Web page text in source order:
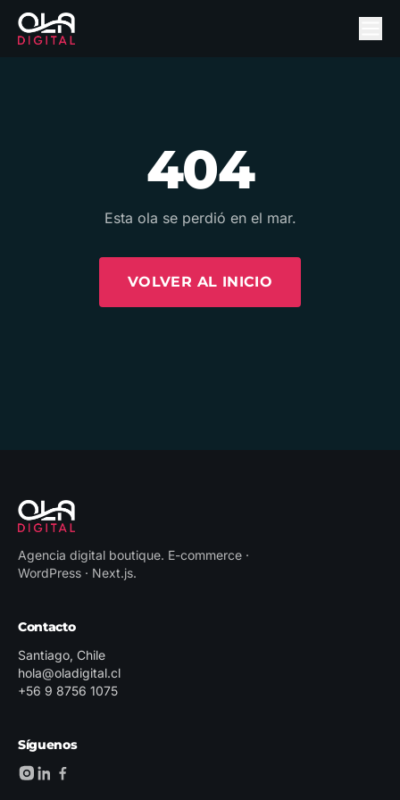
404
Esta ola se perdió en el mar.
VOLVER AL INICIO
Agencia digital boutique. E-commerce ·
WordPress · Next.js.
Contacto
Santiago, Chile
hola@oladigital.cl
+56 9 8756 1075
Síguenos